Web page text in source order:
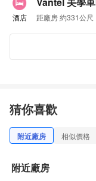
酒店 距廠房 約331公尺
猜你喜歡
附近廠房 相似價格
附近廠房